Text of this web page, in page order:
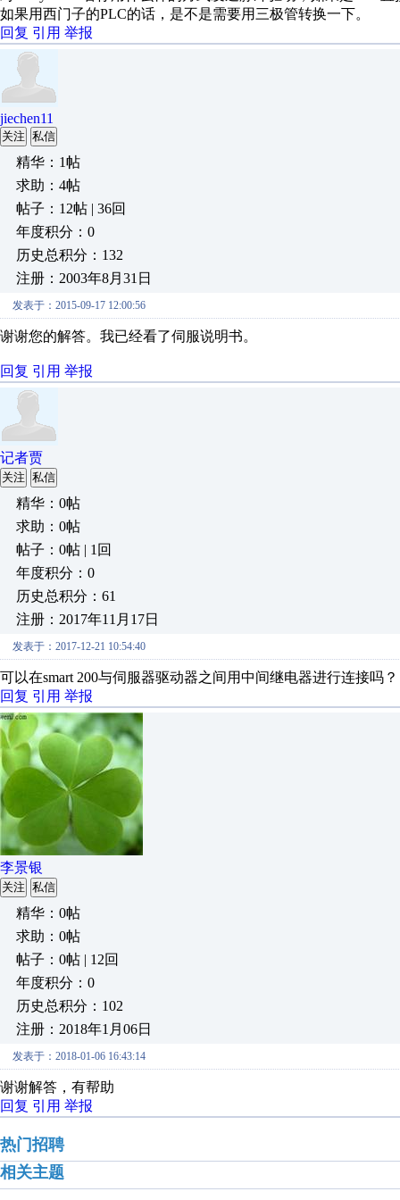
如果用西门子的PLC的话，是不是需要用三极管转换一下。
回复 引用 举报
jiechen11
关注 私信
精华：1帖
求助：4帖
帖子：12帖 | 36回
年度积分：0
历史总积分：132
注册：2003年8月31日
发表于：2015-09-17 12:00:56
谢谢您的解答。我已经看了伺服说明书。
回复 引用 举报
记者贾
关注 私信
精华：0帖
求助：0帖
帖子：0帖 | 1回
年度积分：0
历史总积分：61
注册：2017年11月17日
发表于：2017-12-21 10:54:40
可以在smart 200与伺服器驱动器之间用中间继电器进行连接吗？
回复 引用 举报
李景银
关注 私信
精华：0帖
求助：0帖
帖子：0帖 | 12回
年度积分：0
历史总积分：102
注册：2018年1月06日
发表于：2018-01-06 16:43:14
谢谢解答，有帮助
回复 引用 举报
热门招聘
相关主题